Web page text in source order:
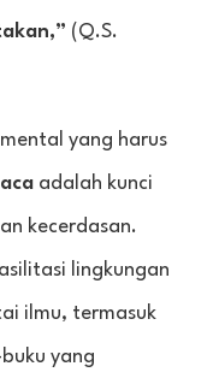
(Q.S.
yang harus
adalah kunci
kecerdasan.
lingkungan
ilmu, termasuk
yang